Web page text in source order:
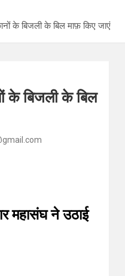
के बिजली के बिल माफ़ किए जाएं
के बिजली के बिल
महासंघ ने उठाई